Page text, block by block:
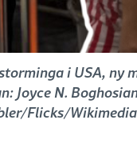
i USA, ny
Joyce N.
Flicks/Wikimedia